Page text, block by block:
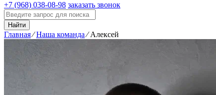
+7 (968) 038-08-98 заказать звонок
Найти
Главная⁄Наша команда⁄Алексей